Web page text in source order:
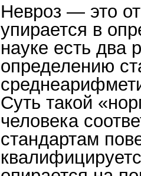
Невроз — это
упирается в
науке есть два
определению
Суть такой
человека
стандартам